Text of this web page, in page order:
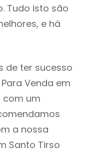
Tudo isto são
e há
de ter sucesso
Venda em
com um
a nossa
Santo Tirso